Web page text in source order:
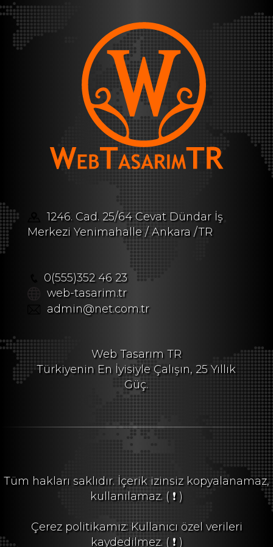
1246. Cad. 25/64 Cevat Dündar İş
Merkezi Yenimahalle / Ankara /TR
0(555)352 46 23
web-tasarim.tr
admin@net.com.tr
Web Tasarım TR
Türkiyenin En İyisiyle Çalışın, 25 Yıllık
Güç.
Tüm hakları saklıdır. İçerik izinsiz kopyalanamaz,
kullanılamaz. ( ❗ )
Çerez politikamız: Kullanıcı özel verileri
kaydedilmez. ( ❗ )